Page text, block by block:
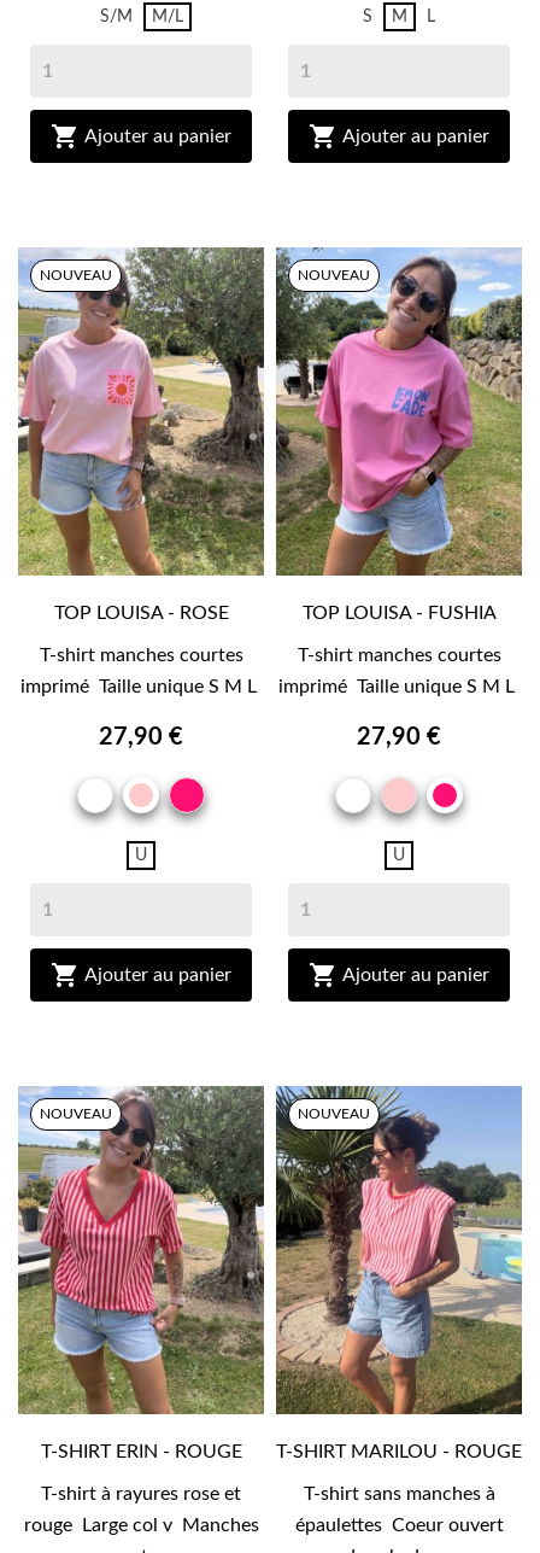
S/M M/L
 Ajouter au panier
S M L
 Ajouter au panier
NOUVEAU
TOP LOUISA - ROSE
T-shirt manches courtes
imprimé Taille unique S M L
27,90 €
BLANCROSEFUSHIA
U
 Ajouter au panier
NOUVEAU
TOP LOUISA - FUSHIA
T-shirt manches courtes
imprimé Taille unique S M L
27,90 €
BLANCROSE
U
 Ajouter au panier
NOUVEAU
T-SHIRT ERIN - ROUGE
T-shirt à rayures rose et
rouge Large col v Manches
NOUVEAU
T-SHIRT MARILOU - ROUGE
T-shirt sans manches à
épaulettes Coeur ouvert